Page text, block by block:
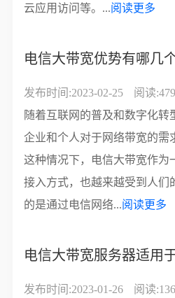
云应用访问等。...阅读更多
电信大带宽优势有哪几
发布时间:2023-02-25
阅读:479
随着互联网的普及和数字化转
企业和个人对于网络带宽的需
这种情况下，电信大带宽作为
接入方式，也越来越受到人们
的是通过电信网络...阅读更多
电信大带宽服务器适用
发布时间:2023-01-26
阅读:136